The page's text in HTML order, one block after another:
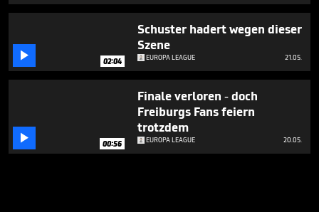
 02:04
Schuster hadert wegen dieser
Szene
EUROPA LEAGUE 21.05.
 00:56
Finale verloren - doch
Freiburgs Fans feiern
trotzdem
EUROPA LEAGUE 20.05.